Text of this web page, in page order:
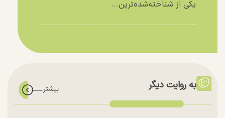
یکی از شناخته‌شده‌ترین...
به روایت دیگر